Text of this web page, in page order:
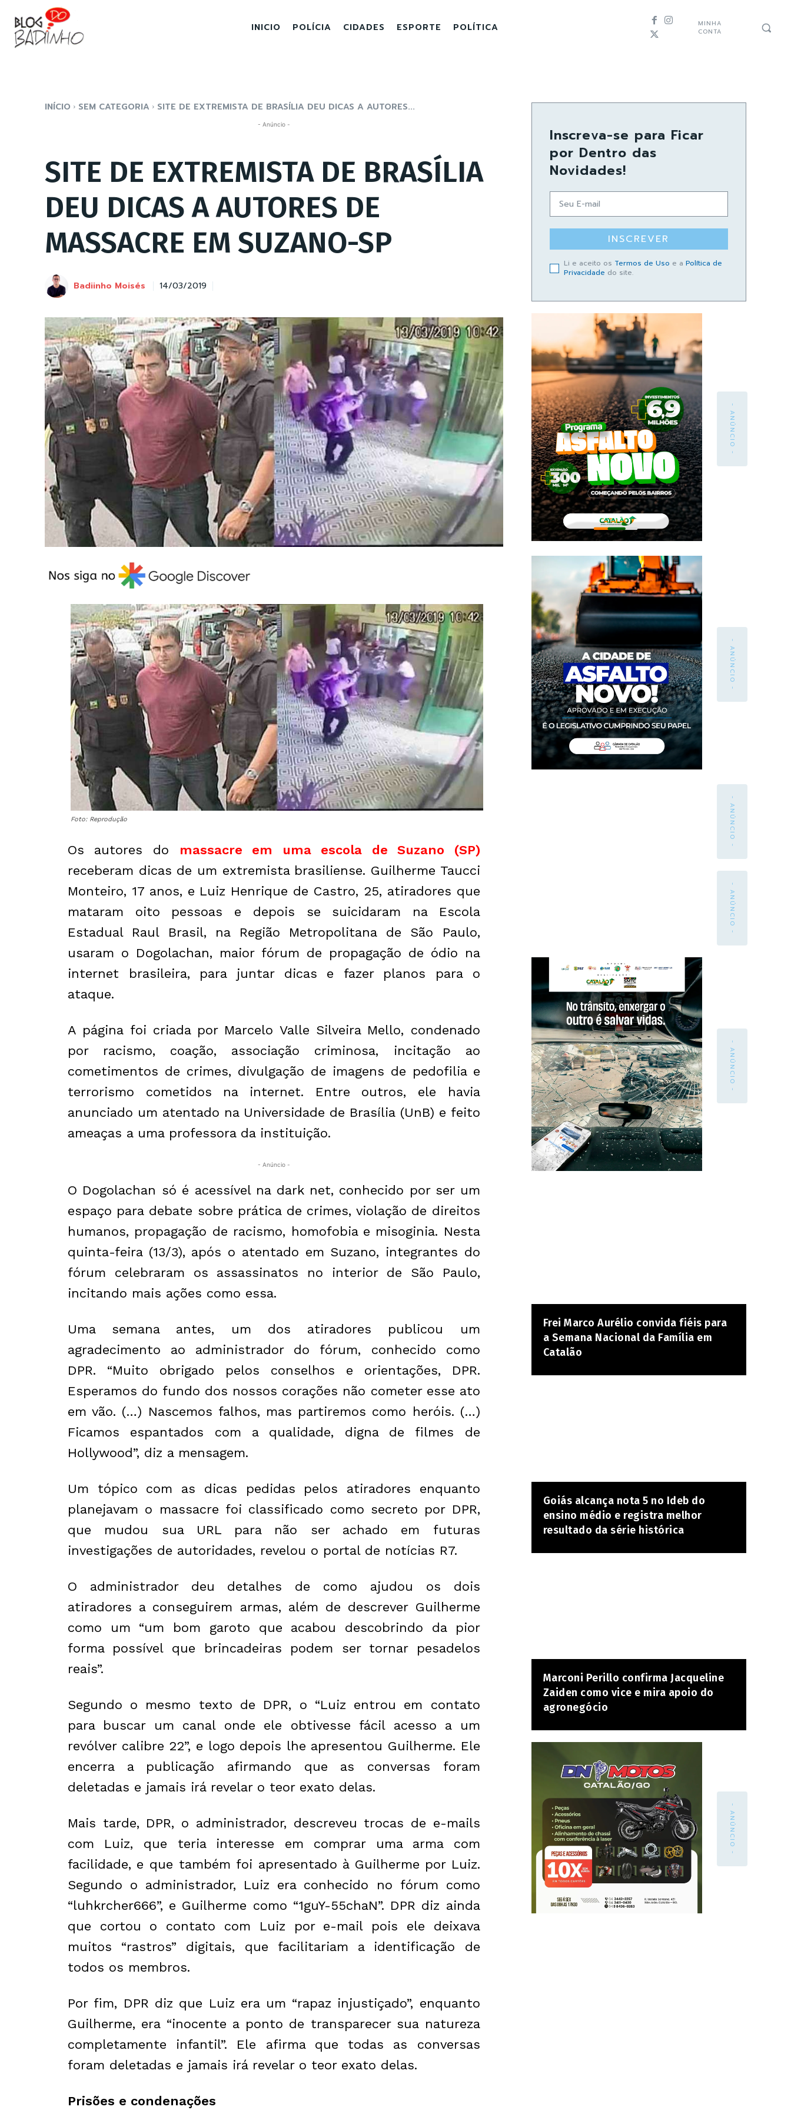
INICIO POLÍCIA CIDADES ESPORTE POLÍTICA
MINHA
CONTA
INÍCIO SEM CATEGORIA SITE DE EXTREMISTA DE BRASÍLIA DEU DICAS A AUTORES...
- Anúncio -
SITE DE EXTREMISTA DE BRASÍLIA
DEU DICAS A AUTORES DE
MASSACRE EM SUZANO-SP
Badiinho Moisés 14/03/2019
Foto: Reprodução
Os autores do massacre em uma escola de Suzano (SP)
receberam dicas de um extremista brasiliense. Guilherme Taucci
Monteiro, 17 anos, e Luiz Henrique de Castro, 25, atiradores que
mataram oito pessoas e depois se suicidaram na Escola
Estadual Raul Brasil, na Região Metropolitana de São Paulo,
usaram o Dogolachan, maior fórum de propagação de ódio na
internet brasileira, para juntar dicas e fazer planos para o
ataque.
A página foi criada por Marcelo Valle Silveira Mello, condenado
por racismo, coação, associação criminosa, incitação ao
cometimentos de crimes, divulgação de imagens de pedofilia e
terrorismo cometidos na internet. Entre outros, ele havia
anunciado um atentado na Universidade de Brasília (UnB) e feito
ameaças a uma professora da instituição.
- Anúncio -
O Dogolachan só é acessível na dark net, conhecido por ser um
espaço para debate sobre prática de crimes, violação de direitos
humanos, propagação de racismo, homofobia e misoginia. Nesta
quinta-feira (13/3), após o atentado em Suzano, integrantes do
fórum celebraram os assassinatos no interior de São Paulo,
incitando mais ações como essa.
Uma semana antes, um dos atiradores publicou um
agradecimento ao administrador do fórum, conhecido como
DPR. “Muito obrigado pelos conselhos e orientações, DPR.
Esperamos do fundo dos nossos corações não cometer esse ato
em vão. (…) Nascemos falhos, mas partiremos como heróis. (…)
Ficamos espantados com a qualidade, digna de filmes de
Hollywood”, diz a mensagem.
Um tópico com as dicas pedidas pelos atiradores enquanto
planejavam o massacre foi classificado como secreto por DPR,
que mudou sua URL para não ser achado em futuras
investigações de autoridades, revelou o portal de notícias R7.
O administrador deu detalhes de como ajudou os dois
atiradores a conseguirem armas, além de descrever Guilherme
como um “um bom garoto que acabou descobrindo da pior
forma possível que brincadeiras podem ser tornar pesadelos
reais”.
Segundo o mesmo texto de DPR, o “Luiz entrou em contato
para buscar um canal onde ele obtivesse fácil acesso a um
revólver calibre 22”, e logo depois lhe apresentou Guilherme. Ele
encerra a publicação afirmando que as conversas foram
deletadas e jamais irá revelar o teor exato delas.
Mais tarde, DPR, o administrador, descreveu trocas de e-mails
com Luiz, que teria interesse em comprar uma arma com
facilidade, e que também foi apresentado à Guilherme por Luiz.
Segundo o administrador, Luiz era conhecido no fórum como
“luhkrcher666”, e Guilherme como “1guY-55chaN”. DPR diz ainda
que cortou o contato com Luiz por e-mail pois ele deixava
muitos “rastros” digitais, que facilitariam a identificação de
todos os membros.
Por fim, DPR diz que Luiz era um “rapaz injustiçado”, enquanto
Guilherme, era “inocente a ponto de transparecer sua natureza
completamente infantil”. Ele afirma que todas as conversas
foram deletadas e jamais irá revelar o teor exato delas.
Prisões e condenações
Inscreva-se para Ficar
por Dentro das
Novidades!
INSCREVER
Li e aceito os Termos de Uso e a Política de
Privacidade do site.
- ANÚNCIO -
- ANÚNCIO -
- ANÚNCIO -
- ANÚNCIO -
- ANÚNCIO -
Frei Marco Aurélio convida fiéis para
a Semana Nacional da Família em
Catalão
Goiás alcança nota 5 no Ideb do
ensino médio e registra melhor
resultado da série histórica
Marconi Perillo confirma Jacqueline
Zaiden como vice e mira apoio do
agronegócio
- ANÚNCIO -